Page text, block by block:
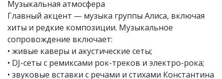
Музыкальная атмосфера
Главный акцент — музыка группы Алиса, включая
хиты и редкие композиции. Музыкальное
сопровождение включает:
• живые каверы и акустические сеты;
• DJ-сеты с ремиксами рок-треков и электро-рока;
• звуковые вставки с речами и стихами Константина